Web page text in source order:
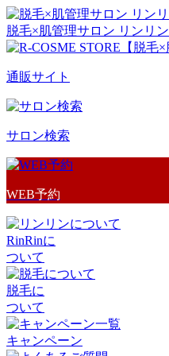
脱毛×肌管理サロン リンリン
通販サイト
サロン検索
WEB予約
RinRinに
ついて
脱毛に
ついて
キャンペーン